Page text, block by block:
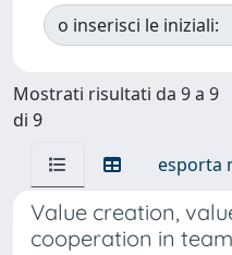
o inserisci le iniziali:
Mostrati risultati da 9 a 9
di 9
esporta
Value creation,
cooperation in